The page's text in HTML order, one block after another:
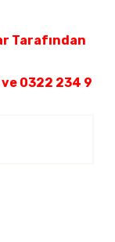
Tarafından
0322 234 9